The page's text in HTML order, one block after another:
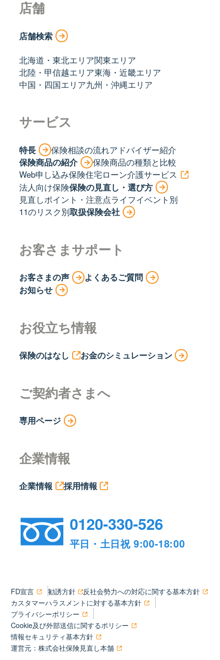
店舗
店舗検索
北海道・東北エリア関東エリア
北陸・甲信越エリア東海・近畿エリア
中国・四国エリア九州・沖縄エリア
サービス
特長 保険相談の流れアドバイザー紹介
保険商品の紹介
保険商品の種類と比較
Web申し込み保険住宅ローン介護サービス
法人向け保険保険の見直し・選び方
見直しポイント・注意点ライフイベント別
11のリスク別取扱保険会社
お客さまサポート
お客さまの声
よくあるご質問
お知らせ
お役立ち情報
保険のはなし お金のシミュレーション
ご契約者さまへ
専用ページ
企業情報
企業情報 採用情報
0120-330-526
平日・土日祝 9:00-18:00
FD宣言 勧誘方針
反社会勢力への対応に関する基本方針
カスタマーハラスメントに対する基本方針
プライバシーポリシー
Cookie及び外部送信に関するポリシー
情報セキュリティ基本方針
運営元：株式会社保険見直し本舗